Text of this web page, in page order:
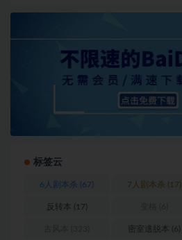
标签云
6人剧本杀 (67) 7人剧本杀 (17)
反转本 (17)
密室逃脱本 (6)